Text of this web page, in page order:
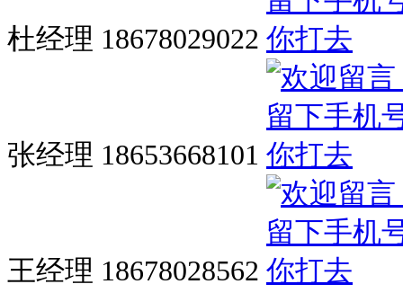
杜经理 18678029022
张经理 18653668101
王经理 18678028562